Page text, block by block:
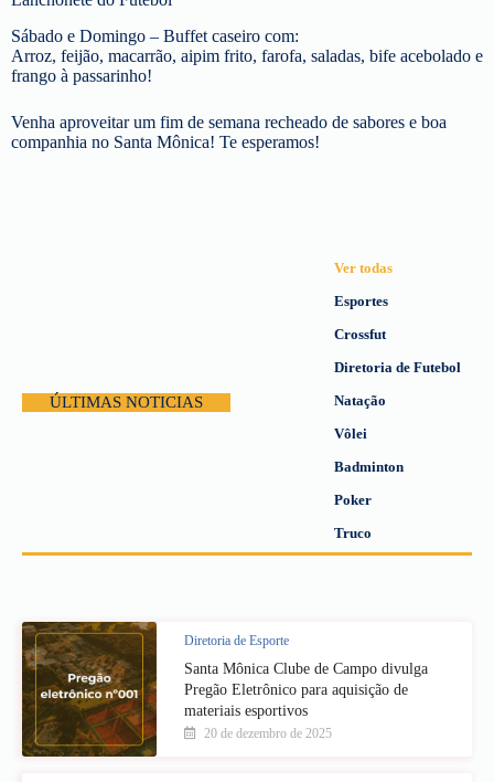
Sábado e Domingo – Buffet caseiro com:
Arroz, feijão, macarrão, aipim frito, farofa, saladas, bife acebolado e
frango à passarinho!
Venha aproveitar um fim de semana recheado de sabores e boa
companhia no Santa Mônica! Te esperamos!
ÚLTIMAS NOTICIAS
Ver todas
Esportes
Crossfut
Diretoria de Futebol
Natação
Vôlei
Badminton
Poker
Truco
Diretoria de Esporte
Santa Mônica Clube de Campo divulga
Pregão Eletrônico para aquisição de
materiais esportivos
20 de dezembro de 2025